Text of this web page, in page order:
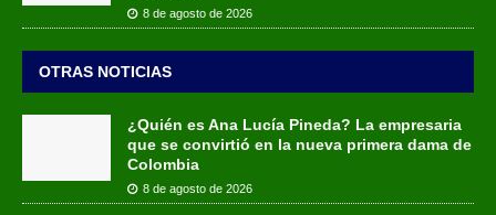
8 de agosto de 2026
OTRAS NOTICIAS
¿Quién es Ana Lucía Pineda? La empresaria
que se convirtió en la nueva primera dama de
Colombia
8 de agosto de 2026